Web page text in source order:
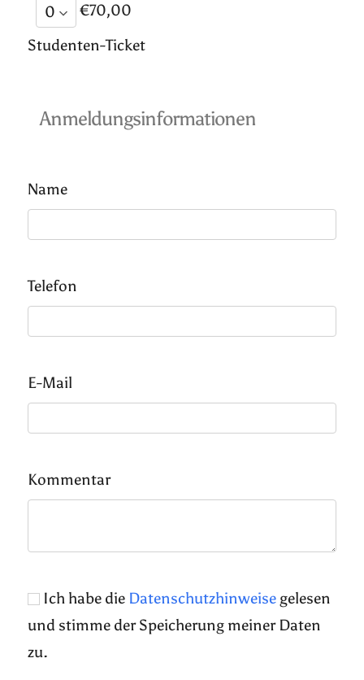
€70,00
Studenten-Ticket
Anmeldungsinformationen
Name
Telefon
E-Mail
Kommentar
Ich habe die Datenschutzhinweise gelesen
und stimme der Speicherung meiner Daten
zu.